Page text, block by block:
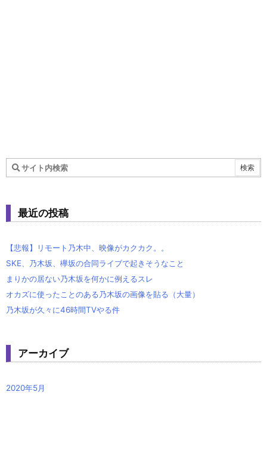
最近の投稿
【悲報】リモート乃木中、映像がカクカク。。
SKE、乃木坂、欅坂の合同ライブで起きそうなこと
まりかの居ない乃木坂を何かに例えるスレ
オカズに使ったことのある乃木坂の画像を貼る（大量）
乃木坂が久々に46時間TVやる件
アーカイブ
2020年5月